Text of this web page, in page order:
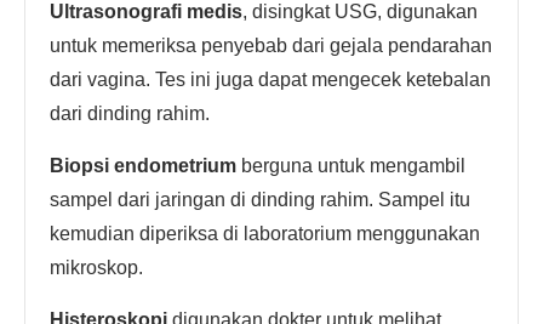
Ultrasonografi medis, disingkat USG, digunakan
untuk memeriksa penyebab dari gejala pendarahan
dari vagina. Tes ini juga dapat mengecek ketebalan
dari dinding rahim.
Biopsi endometrium berguna untuk mengambil
sampel dari jaringan di dinding rahim. Sampel itu
kemudian diperiksa di laboratorium menggunakan
mikroskop.
Histeroskopi digunakan dokter untuk melihat